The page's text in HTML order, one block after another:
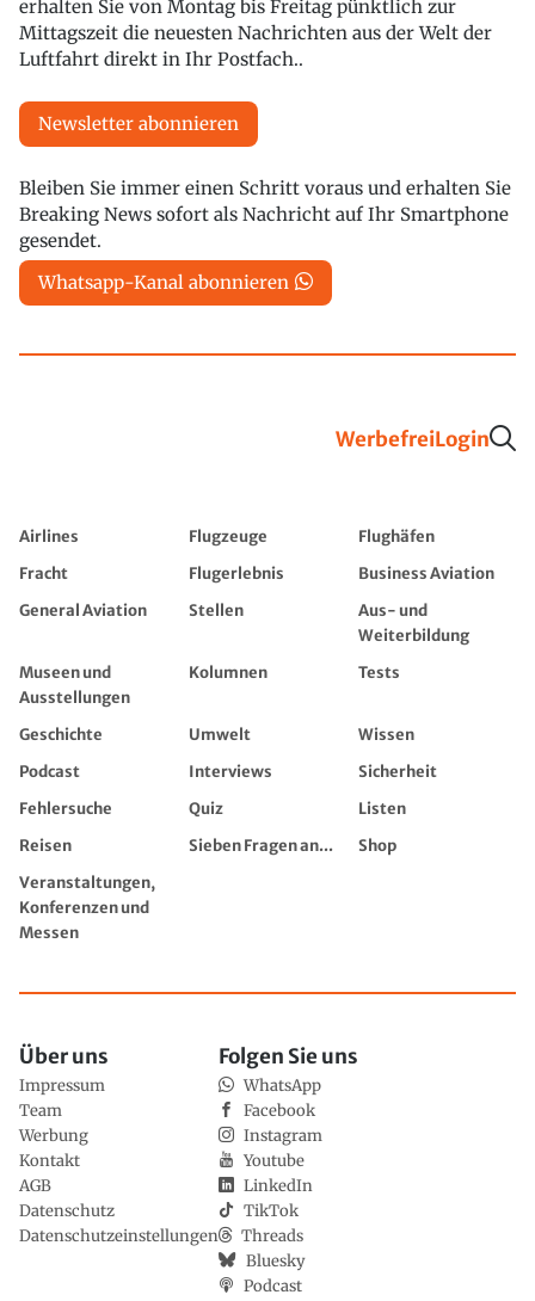
erhalten Sie von Montag bis Freitag pünktlich zur
Mittagszeit die neuesten Nachrichten aus der Welt der
Luftfahrt direkt in Ihr Postfach..
Newsletter abonnieren
Bleiben Sie immer einen Schritt voraus und erhalten Sie
Breaking News sofort als Nachricht auf Ihr Smartphone
gesendet.
Whatsapp-Kanal abonnieren
WerbefreiLogin
Airlines Flugzeuge
Flughäfen
Fracht
Flugerlebnis
Business Aviation
General Aviation
Stellen
Aus- und
Weiterbildung
Museen und
Ausstellungen
Kolumnen Tests
Geschichte Umwelt
Wissen
Podcast
Interviews
Sicherheit
Fehlersuche
Quiz
Listen
Reisen
Sieben Fragen an...
Shop
Veranstaltungen,
Konferenzen und
Messen
Über uns
Impressum
Team
Werbung
Kontakt
AGB
Datenschutz
Datenschutzeinstellungen
Folgen Sie uns
WhatsApp
Facebook
Instagram
Youtube
LinkedIn
TikTok
Threads
Bluesky
Podcast